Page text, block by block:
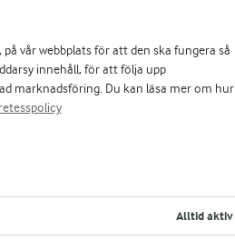
vår webbplats för att den ska fungera så
innehåll, för att följa upp
marknadsföring. Du kan läsa mer om hur
Alltid aktiv